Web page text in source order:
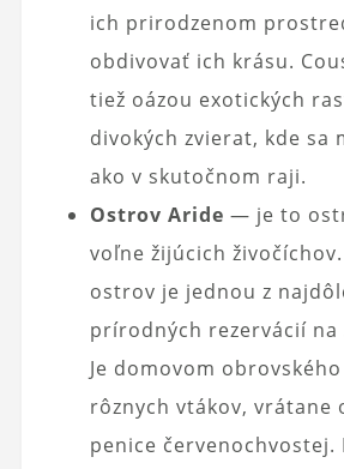
ich prirodzenom
obdivovať ich krásu.
tiež oázou exotických
divokých zvierat, kde sa
ako v skutočnom raji.
Ostrov Aride — je to
voľne žijúcich
ostrov je jednou z
prírodných rezervácií na
Je domovom
rôznych vtákov, vrátane
penice červenochvostej.